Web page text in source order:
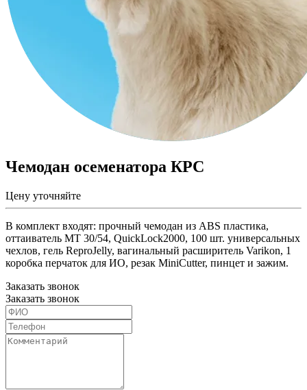
Чемодан осеменатора КРС
Цену уточняйте
В комплект входят: прочный чемодан из ABS пластика,
оттаиватель MT 30/54, QuickLock2000, 100 шт. универсальных
чехлов, гель ReproJelly, вагинальный расширитель Varikon, 1
коробка перчаток для ИО, резак MiniCutter, пинцет и зажим.
Заказать звонок
Заказать звонок